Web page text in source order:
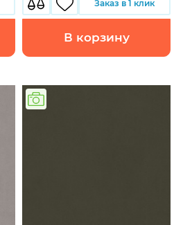
Заказ в 1 клик
В корзину